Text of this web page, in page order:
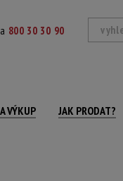
800 30 30 90
VÝKUP JAK PRODAT?